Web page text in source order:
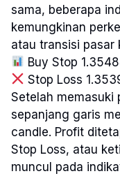
sama, beberapa
kemungkinan
atau transisi pasar
Buy Stop
Stop Loss
Setelah memasuki
sepanjang garis
candle. Profit
Stop Loss, atau
muncul pada